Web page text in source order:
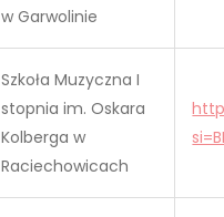
w Garwolinie
Szkoła Muzyczna I
stopnia im. Oskara
Kolberga w
Raciechowicach